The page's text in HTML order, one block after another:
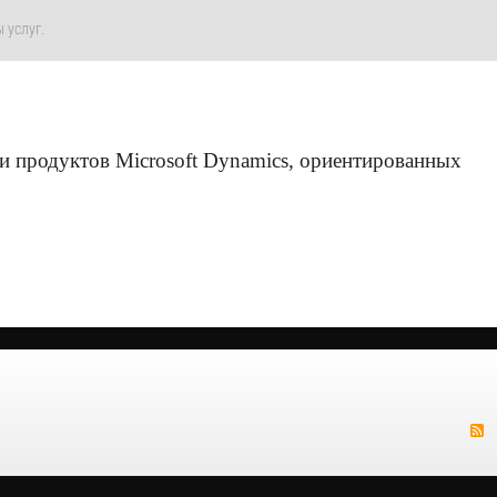
продуктов Microsoft Dynamics, ориентированных